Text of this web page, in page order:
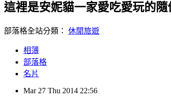
這裡是安妮貓一家愛吃愛玩的
部落格全站分類： 休閒旅遊
相簿
部落格
名片
Mar 27 Thu 2014 22:56